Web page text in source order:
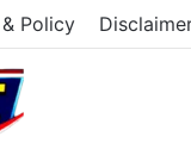
Policy